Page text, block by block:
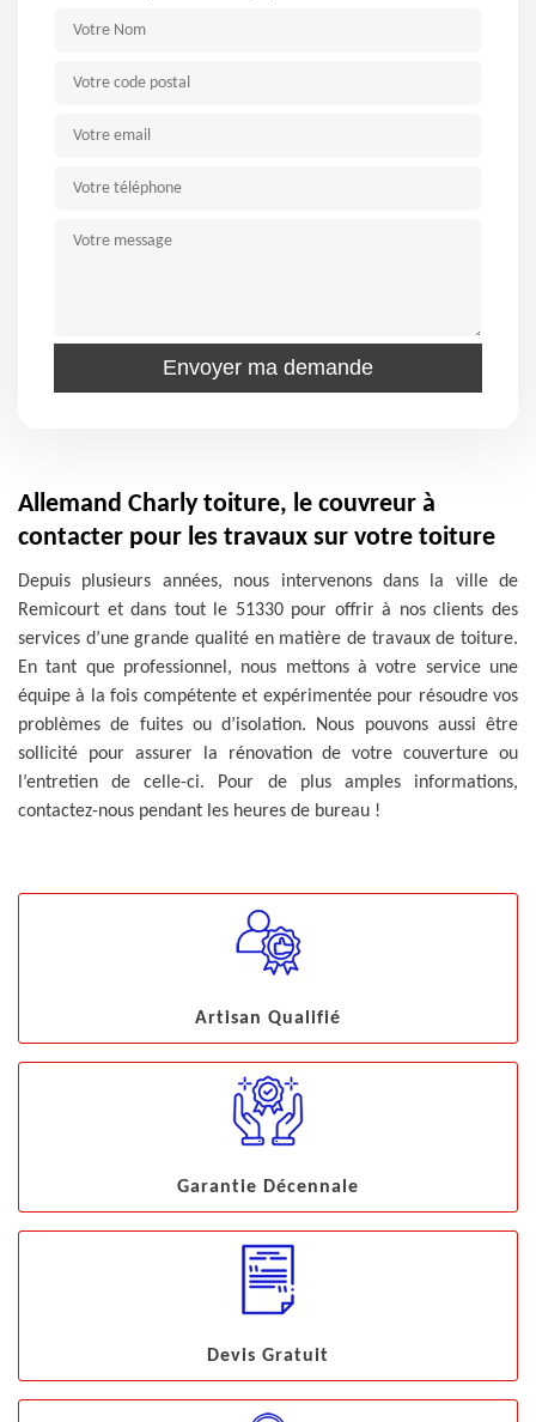
Allemand Charly toiture, le couvreur à
contacter pour les travaux sur votre toiture
Depuis plusieurs années, nous intervenons dans la ville de
Remicourt et dans tout le 51330 pour offrir à nos clients des
services d’une grande qualité en matière de travaux de toiture.
En tant que professionnel, nous mettons à votre service une
équipe à la fois compétente et expérimentée pour résoudre vos
problèmes de fuites ou d’isolation. Nous pouvons aussi être
sollicité pour assurer la rénovation de votre couverture ou
l’entretien de celle-ci. Pour de plus amples informations,
contactez-nous pendant les heures de bureau !
Artisan Qualifié
Garantie Décennale
Devis Gratuit